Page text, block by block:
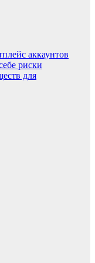
аккаунтов
риски
для